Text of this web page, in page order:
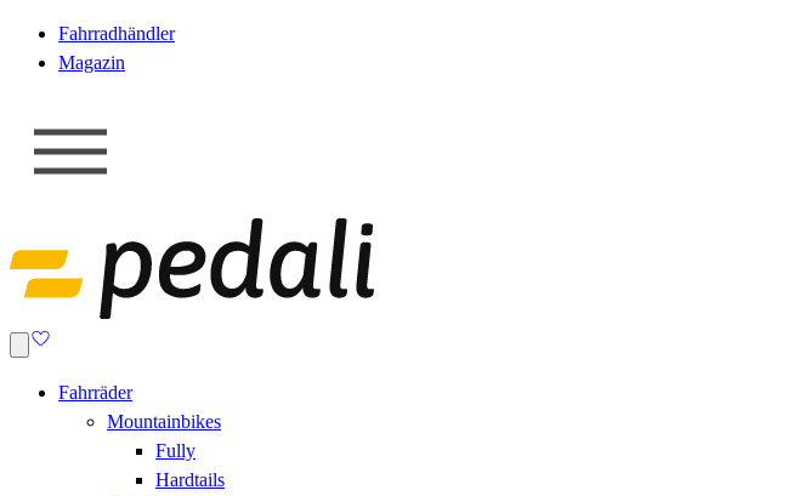
Fahrradhändler
Magazin
Fahrräder
Mountainbikes
Fully
Hardtails